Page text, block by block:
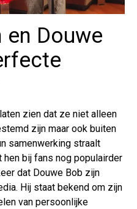
en Douwe
zien dat ze niet alleen
zijn maar ook buiten
samenwerking straalt
bij fans nog populairder
dat Douwe Bob zijn
Hij staat bekend om zijn
van persoonlijke